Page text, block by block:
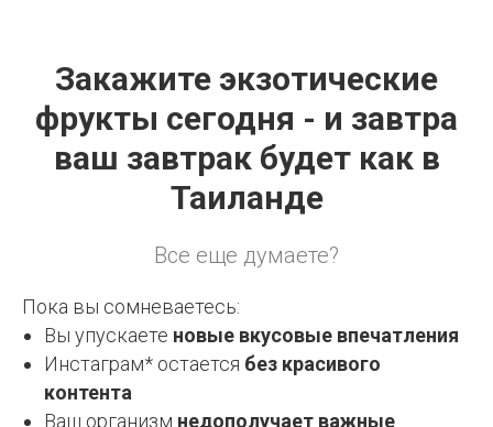
Закажите экзотические
фрукты сегодня - и завтра
ваш завтрак будет как в
Таиланде
Все еще думаете?
Пока вы сомневаетесь:
Вы упускаете новые вкусовые впечатления
Инстаграм* остается без красивого
контента
Ваш организм недополучает важные